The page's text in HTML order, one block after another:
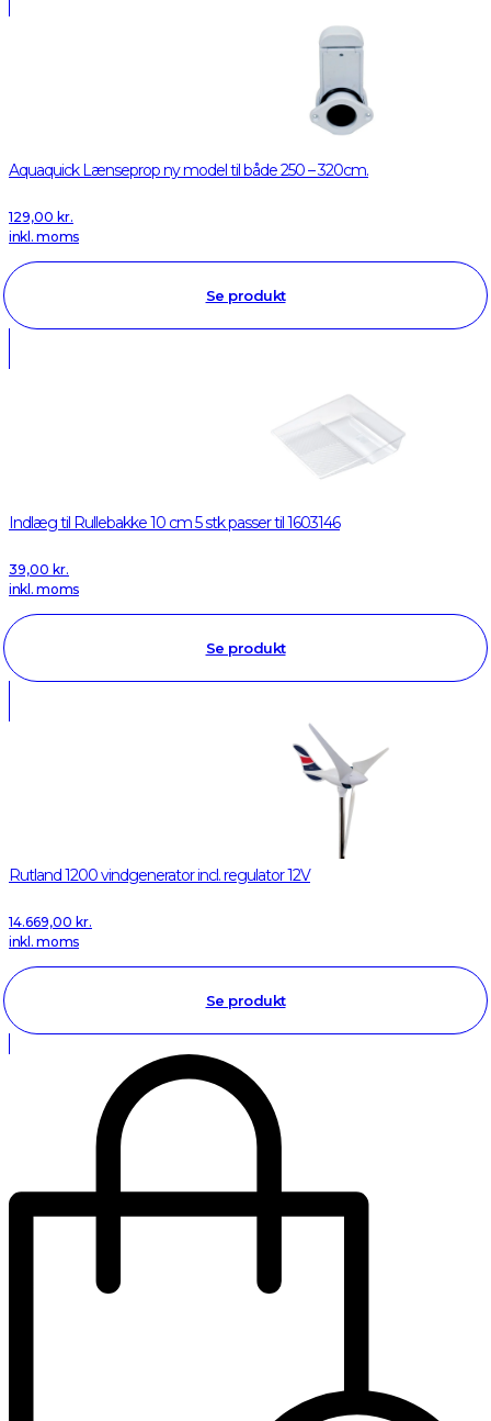
Aquaquick Lænseprop ny model til både 250 – 320cm.
129,00 kr.
inkl. moms
Se produkt
Indlæg til Rullebakke 10 cm 5 stk passer til 1603146
39,00 kr.
inkl. moms
Se produkt
Rutland 1200 vindgenerator incl. regulator 12V
14.669,00 kr.
inkl. moms
Se produkt